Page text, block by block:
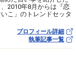
2010年8月からは『恋
こ」のトレンドセッタ
プロフィール詳細
執筆記事一覧